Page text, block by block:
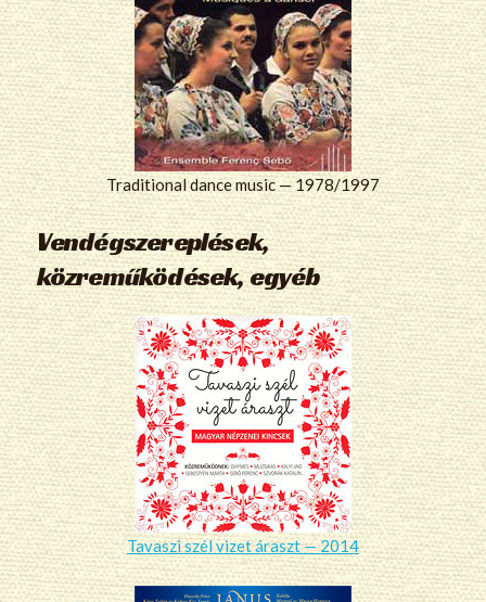
Traditional dance music — 1978/1997
Vendégszereplések,
közreműködések, egyéb
Tavaszi szél vizet áraszt — 2014